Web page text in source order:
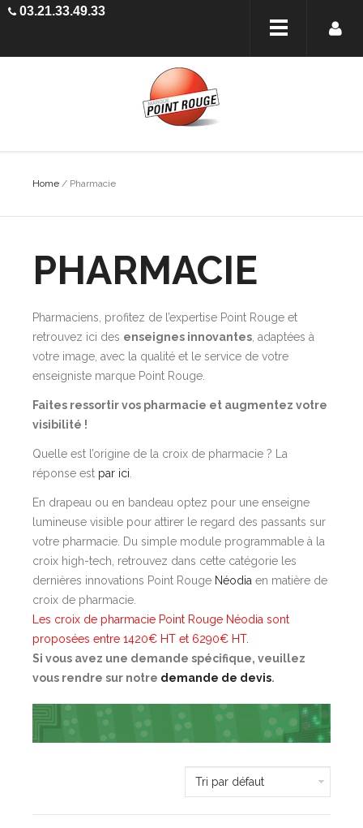
03.21.33.49.33
Home / Pharmacie
PHARMACIE
Pharmaciens, profitez de l’expertise Point Rouge et
retrouvez ici des enseignes innovantes , adaptées à
votre image, avec la qualité et le service de votre
enseigniste marque Point Rouge.
Faites ressortir vos pharmacie et augmentez votre
visibilité !
Quelle est l’origine de la croix de pharmacie ? La
réponse est par ici
En drapeau ou en bandeau optez pour une enseigne
lumineuse visible pour attirer le regard des passants sur
votre pharmacie. Du simple module programmable à la
croix high-tech, retrouvez dans cette catégorie les
dernières innovations Point Rouge Néodia en matière de
croix de pharmacie.
Les croix de pharmacie Point Rouge Néodia sont
proposées entre 1420€ HT et 6290€ HT.
Si vous avez une demande spécifique, veuillez
vous rendre sur notre demande de devis.